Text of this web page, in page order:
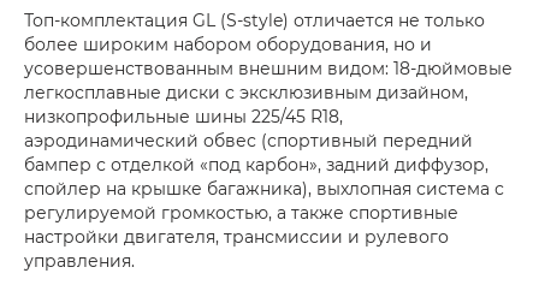
Топ-комплектация GL (S-style) отличается не только
более широким набором оборудования, но и
усовершенствованным внешним видом: 18-дюймовые
легкосплавные диски с эксклюзивным дизайном,
низкопрофильные шины 225/45 R18,
аэродинамический обвес (спортивный передний
бампер с отделкой «под карбон», задний диффузор,
спойлер на крышке багажника), выхлопная система с
регулируемой громкостью, а также спортивные
настройки двигателя, трансмиссии и рулевого
управления.